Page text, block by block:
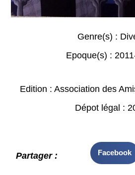
Genre(s) :
Epoque(s) :
Edition : Association des
Dépot légal :
Partager : Facebook